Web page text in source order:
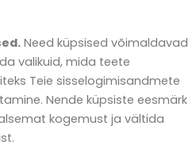
Need küpsised võimaldavad
valikuid, mida teete
Teie sisselogimisandmete
Nende küpsiste eesmärk
kogemust ja vältida